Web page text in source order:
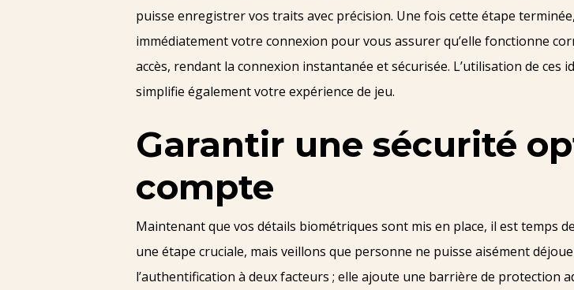
puisse enregistrer vos traits avec précision. Une fois cette étape
immédiatement votre connexion pour vous assurer qu’elle fonctionne
accès, rendant la connexion instantanée et sécurisée. L’utilisation de
simplifie également votre expérience de jeu.
Garantir une sécurité
compte
Maintenant que vos détails biométriques sont mis en place, il est temps
une étape cruciale, mais veillons que personne ne puisse aisément
l’authentification à deux facteurs ; elle ajoute une barrière de protection